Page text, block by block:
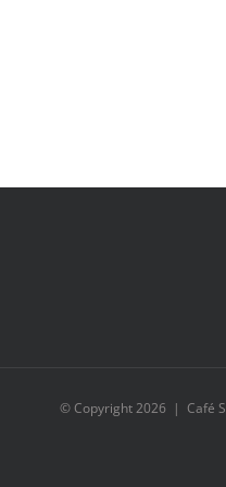
© Copyright2026 | Café